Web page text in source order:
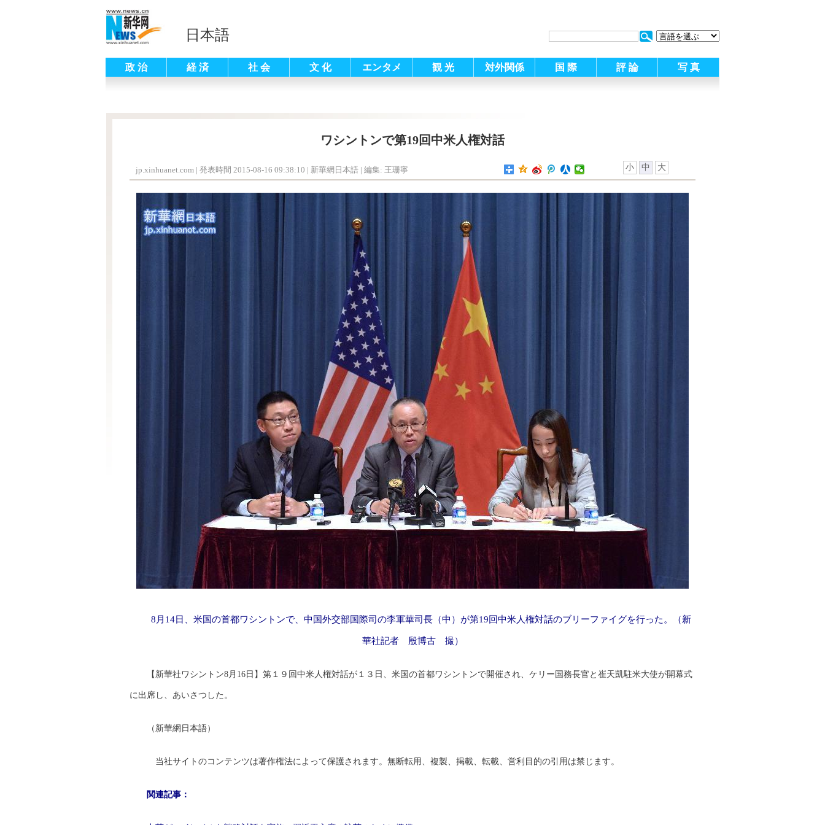
日本語
政 治 経 済 社 会 文 化 エンタメ 観 光 対外関係 国 際 評 論 写 真
ワシントンで第19回中米人権対話
jp.xinhuanet.com | 発表時間 2015-08-16 09:38:10 | 新華網日本語 | 編集: 王珊寧 小 中 大
8月14日、米国の首都ワシントンで、中国外交部国際司の李軍華司長（中）が第19回中米人権対話のブリーファイグを行った。（新
華社記者 殷博古 撮）
【新華社ワシントン8月16日】第１９回中米人権対話が１３日、米国の首都ワシントンで開催され、ケリー国務長官と崔天凱駐米大使が開幕式
に出席し、あいさつした。
（新華網日本語）
当社サイトのコンテンツは著作権法によって保護されます。無断転用、複製、掲載、転載、営利目的の引用は禁じます。
関連記事：